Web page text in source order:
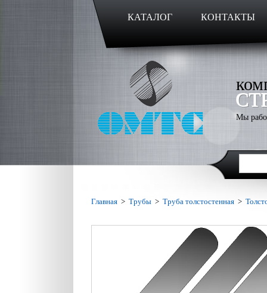
КАТАЛОГ КОНТАКТЫ
Мы
Главная > Трубы > Труба толстостенная >